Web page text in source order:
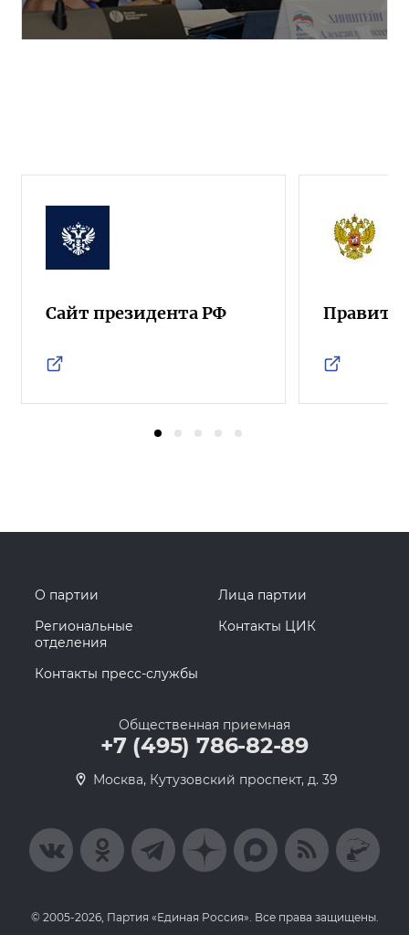
Сайт президента РФ
О партии
Лица партии
Региональные
отделения
Контакты ЦИК
Контакты пресс-службы
Общественная приемная
+7 (495) 786-82-89
Москва, Кутузовский проспект, д. 39
© 2005-2026, Партия «Единая Россия». Все права защищены.